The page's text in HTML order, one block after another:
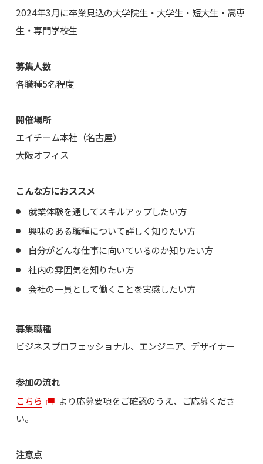
2024年3月に卒業見込の大学院生・大学生・短大生・高専
生・専門学校生
募集人数
各職種5名程度
開催場所
エイチーム本社（名古屋）
大阪オフィス
こんな方におススメ
就業体験を通してスキルアップしたい方
興味のある職種について詳しく知りたい方
自分がどんな仕事に向いているのか知りたい方
社内の雰囲気を知りたい方
会社の一員として働くことを実感したい方
募集職種
ビジネスプロフェッショナル、エンジニア、デザイナー
参加の流れ
こちら
より応募要項をご確認のうえ、ご応募くださ
い。
注意点